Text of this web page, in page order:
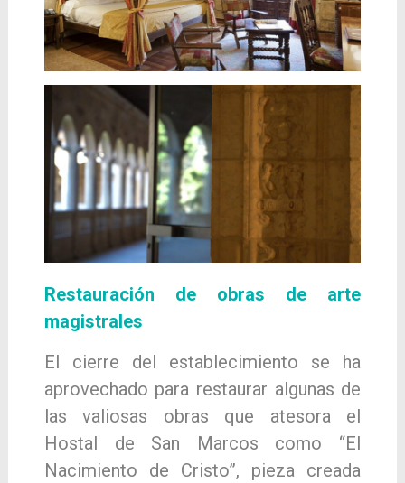
Restauración de obras de arte
magistrales
El cierre del establecimiento se ha
aprovechado para restaurar algunas de
las valiosas obras que atesora el
Hostal de San Marcos como “El
Nacimiento de Cristo”, pieza creada